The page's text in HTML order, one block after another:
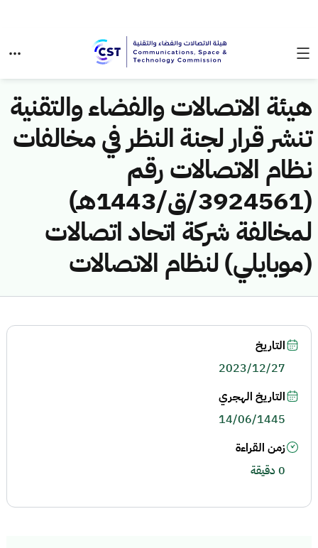
هيئة الاتصالات والفضاء والتقنية
تنشر قرار لجنة النظر في مخالفات
نظام الاتصالات رقم
(3924561/ق/1443هـ)
لمخالفة شركة اتحاد اتصالات
(موبايلي) لنظام الاتصالات
التاريخ
2023/12/27
التاريخ الهجري
14/06/1445
زمن القراءة
0 دقيقة